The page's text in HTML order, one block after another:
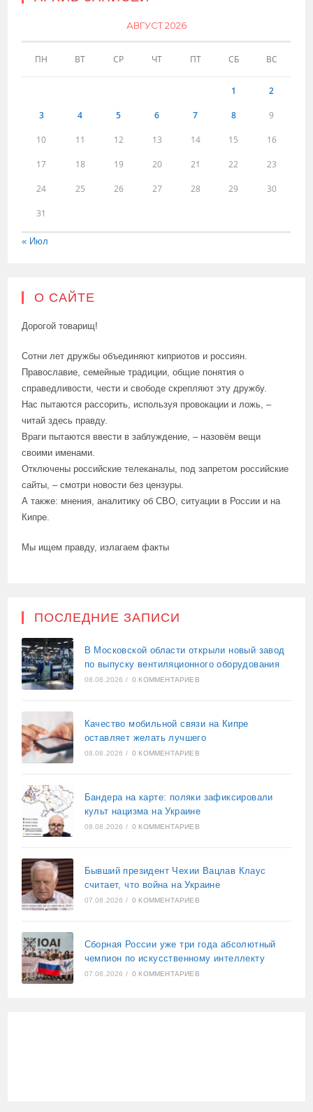
АВГУСТ 2026
ПН ВТ СР ЧТ ПТ СБ ВС
1 2
3 4 5 6 7 8 9
10 11 12 13 14 15 16
17 18 19 20 21 22 23
24 25 26 27 28 29 30
31
« Июл
О САЙТЕ
Дорогой товарищ!
Сотни лет дружбы объединяют киприотов и россиян.
Православие, семейные традиции, общие понятия о
справедливости, чести и свободе скрепляют эту дружбу.
Нас пытаются рассорить, используя провокации и ложь, –
читай здесь правду.
Враги пытаются ввести в заблуждение, – назовём вещи
своими именами.
Отключены российские телеканалы, под запретом российские
сайты, – смотри новости без цензуры.
А также: мнения, аналитику об СВО, ситуации в России и на
Кипре.
Мы ищем правду, излагаем факты
ПОСЛЕДНИЕ ЗАПИСИ
В Московской области открыли новый завод
по выпуску вентиляционного оборудования
08.08.2026 / 0 КОММЕНТАРИЕВ
Качество мобильной связи на Кипре
оставляет желать лучшего
08.08.2026 / 0 КОММЕНТАРИЕВ
Бандера на карте: поляки зафиксировали
культ нацизма на Украине
08.08.2026 / 0 КОММЕНТАРИЕВ
Бывший президент Чехии Вацлав Клаус
считает, что война на Украине
07.08.2026 / 0 КОММЕНТАРИЕВ
Сборная России уже три года абсолютный
чемпион по искусственному интеллекту
07.08.2026 / 0 КОММЕНТАРИЕВ